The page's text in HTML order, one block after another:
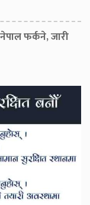
नेपाल फर्कने, जारी